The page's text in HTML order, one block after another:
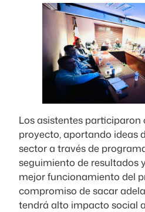
Los asistentes participaron
proyecto, aportando ideas
sector a través de
seguimiento de resultados
mejor funcionamiento del
compromiso de sacar
tendrá alto impacto social